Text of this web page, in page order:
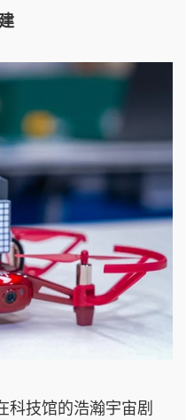
科技馆的浩瀚宇宙剧